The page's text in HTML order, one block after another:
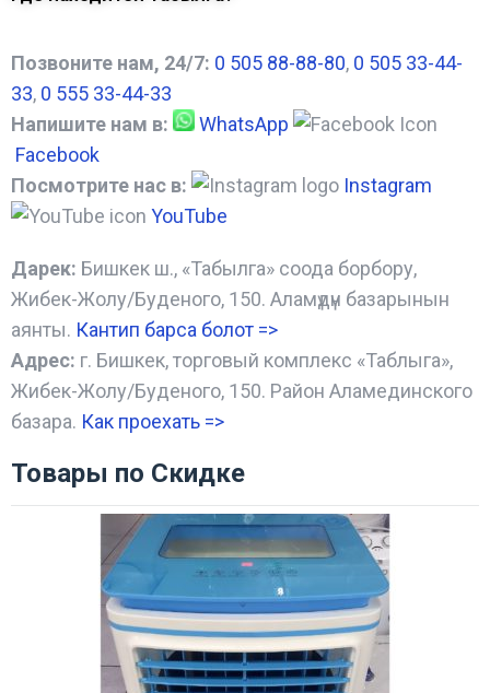
Позвоните нам, 24/7: 0 505 88-88-80, 0 505 33-44-
33, 0 555 33-44-33
Напишите нам в:
WhatsApp
Facebook
Посмотрите нас в:
Instagram
YouTube
Дарек: Бишкек ш., «Табылга» соода борбору,
Жибек-Жолу/Буденого, 150. Аламүдүн базарынын
аянты. Кантип барса болот =>
Адрес: г. Бишкек, торговый комплекс «Таблыга»,
Жибек-Жолу/Буденого, 150. Район Аламединского
базара. Как проехать =>
Товары по Скидке